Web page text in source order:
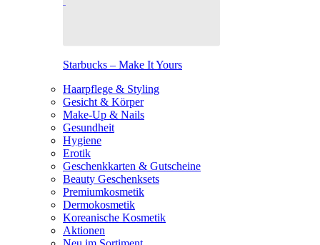
Starbucks – Make It Yours
Haarpflege & Styling
Gesicht & Körper
Make-Up & Nails
Gesundheit
Hygiene
Erotik
Geschenkkarten & Gutscheine
Beauty Geschenksets
Premiumkosmetik
Dermokosmetik
Koreanische Kosmetik
Aktionen